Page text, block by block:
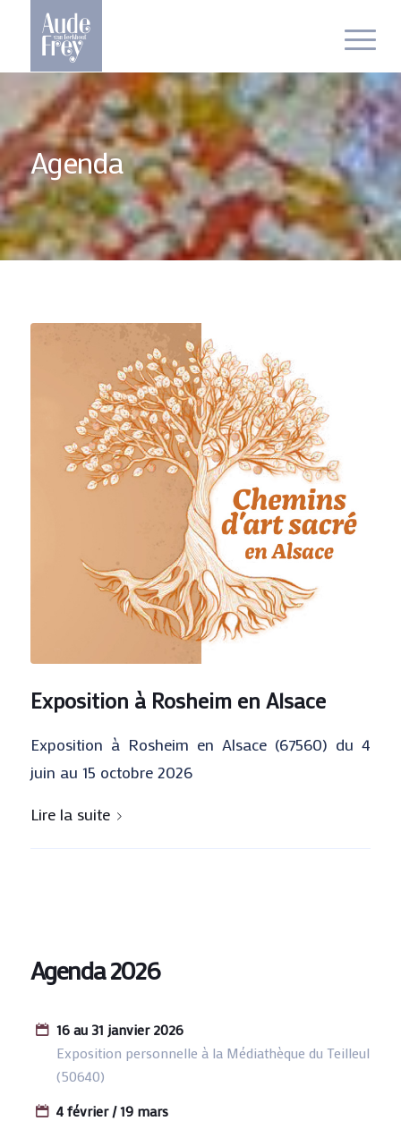
Agenda
Exposition à Rosheim en Alsace
Exposition à Rosheim en Alsace (67560) du 4
juin au 15 octobre 2026
Lire la suite
Agenda 2026
16 au 31 janvier 2026
Exposition personnelle à la Médiathèque du Teilleul
(50640)
4 février / 19 mars